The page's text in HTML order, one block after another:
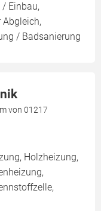
Einbau,
Abgleich,
/ Badsanierung
von 01217
Holzheizung,